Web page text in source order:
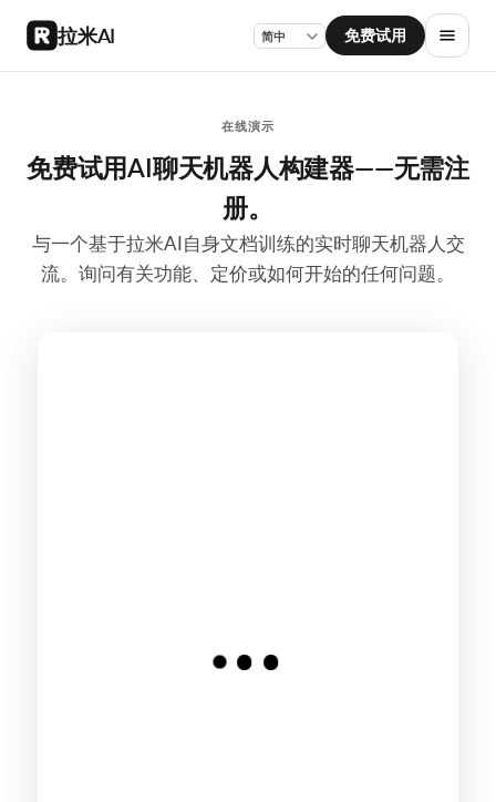
拉米AI 免费试用
在线演示
免费试用AI聊天机器人构建器——无需注
册。
与一个基于拉米AI自身文档训练的实时聊天机器人交
流。询问有关功能、定价或如何开始的任何问题。